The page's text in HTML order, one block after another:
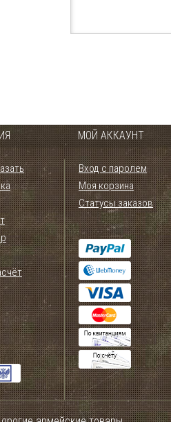
МОЙ АККАУНТ
Вход с паролем
Моя корзина
Статусы заказов